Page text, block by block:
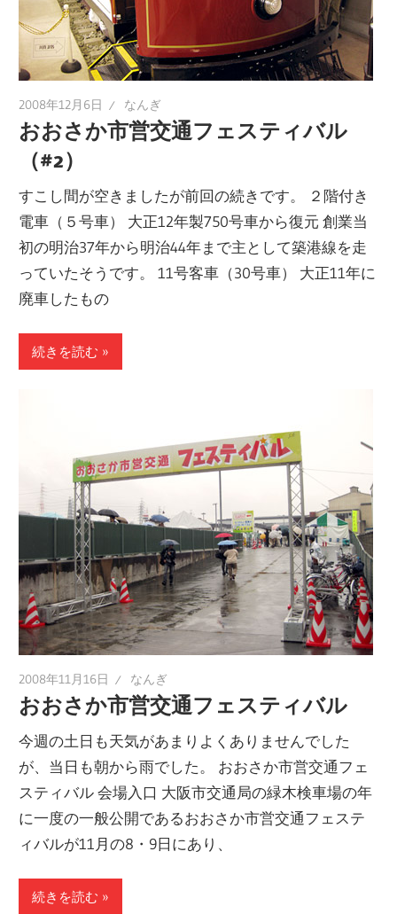
2008年12月6日 なんぎ
おおさか市営交通フェスティバル
（#2）
すこし間が空きましたが前回の続きです。 ２階付き
電車（５号車） 大正12年製750号車から復元 創業当
初の明治37年から明治44年まで主として築港線を走
っていたそうです。 11号客車（30号車） 大正11年に
廃車したもの
続きを読む
2008年11月16日 なんぎ
おおさか市営交通フェスティバル
今週の土日も天気があまりよくありませんでした
が、当日も朝から雨でした。 おおさか市営交通フェ
スティバル 会場入口 大阪市交通局の緑木検車場の年
に一度の一般公開であるおおさか市営交通フェステ
ィバルが11月の8・9日にあり、
続きを読む